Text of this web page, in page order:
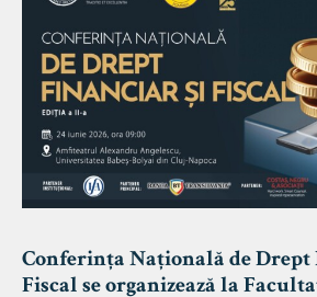
Conferința Națională de
Fiscal se organizează la